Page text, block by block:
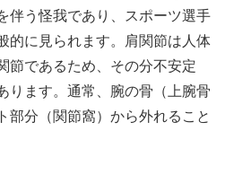
伴う怪我であり、スポーツ選手
的に見られます。肩関節は人体
節であるため、その分不安定
ります。通常、腕の骨（上腕骨
部分（関節窩）から外れること